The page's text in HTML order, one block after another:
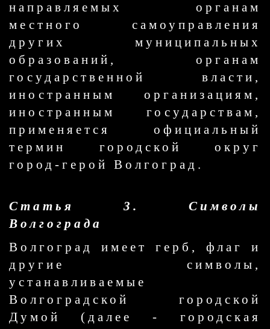
направляемых органам
местного самоуправления
других муниципальных
образований, органам
государственной власти,
иностранным организациям,
иностранным государствам,
применяется официальный
термин городской округ
город-герой Волгоград.
Статья 3. Символы
Волгограда
Волгоград имеет герб, флаг и
другие символы,
устанавливаемые
Волгоградской городской
Думой (далее - городская